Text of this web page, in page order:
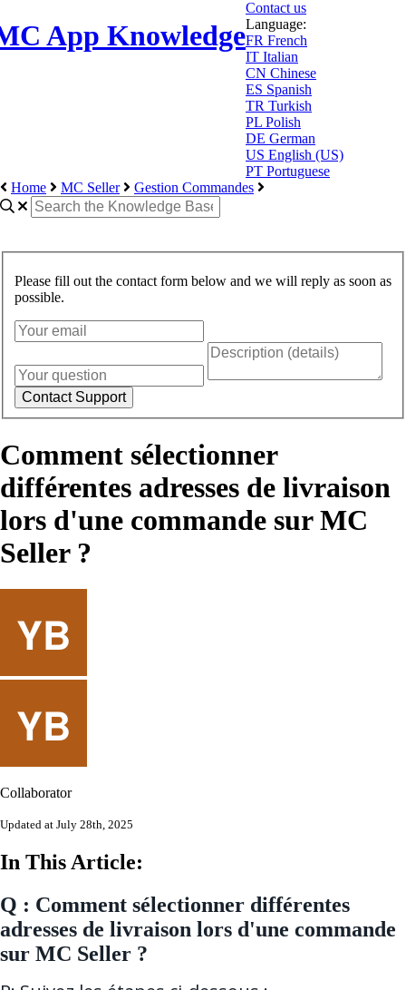
App Knowledge
Contact us
Language:
FR French
IT Italian
CN Chinese
ES Spanish
TR Turkish
PL Polish
DE German
US English (US)
PT Portuguese
Home
MC Seller Gestion Commandes
Please fill out the contact form below and we will reply as soon as
possible.
Comment sélectionner
différentes adresses de livraison
lors d'une commande sur MC
Seller ?
Collaborator
Updated at July 28th, 2025
In This Article:
Q : Comment sélectionner différentes
adresses de livraison lors d'une commande
sur MC Seller ?